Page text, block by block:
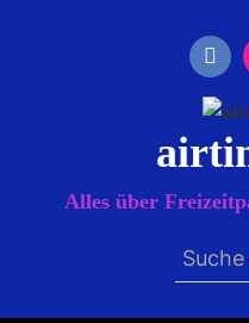
Alles über
Suche
nach: